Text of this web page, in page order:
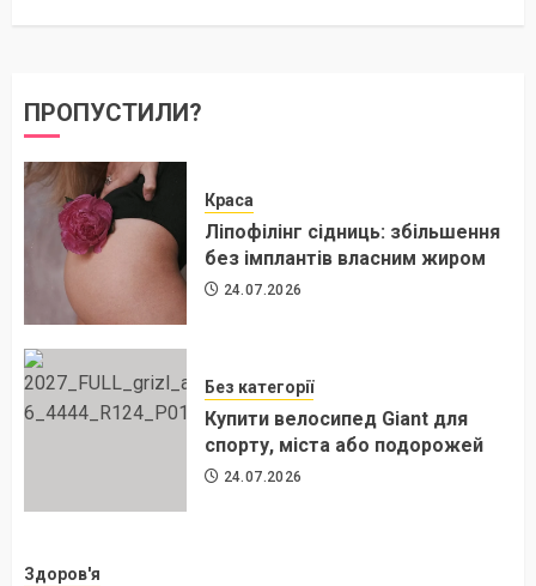
ПРОПУСТИЛИ?
Краса
Ліпофілінг сідниць: збільшення
без імплантів власним жиром
24.07.2026
Без категорії
Купити велосипед Giant для
спорту, міста або подорожей
24.07.2026
Здоров'я